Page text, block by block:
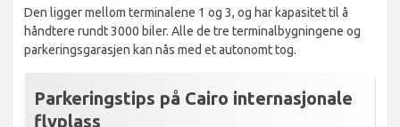
Den ligger mellom terminalene 1 og 3, og har kapasitet til å
håndtere rundt 3000 biler. Alle de tre terminalbygningene og
parkeringsgarasjen kan nås med et autonomt tog.
Parkeringstips på Cairo internasjonale
flyplass